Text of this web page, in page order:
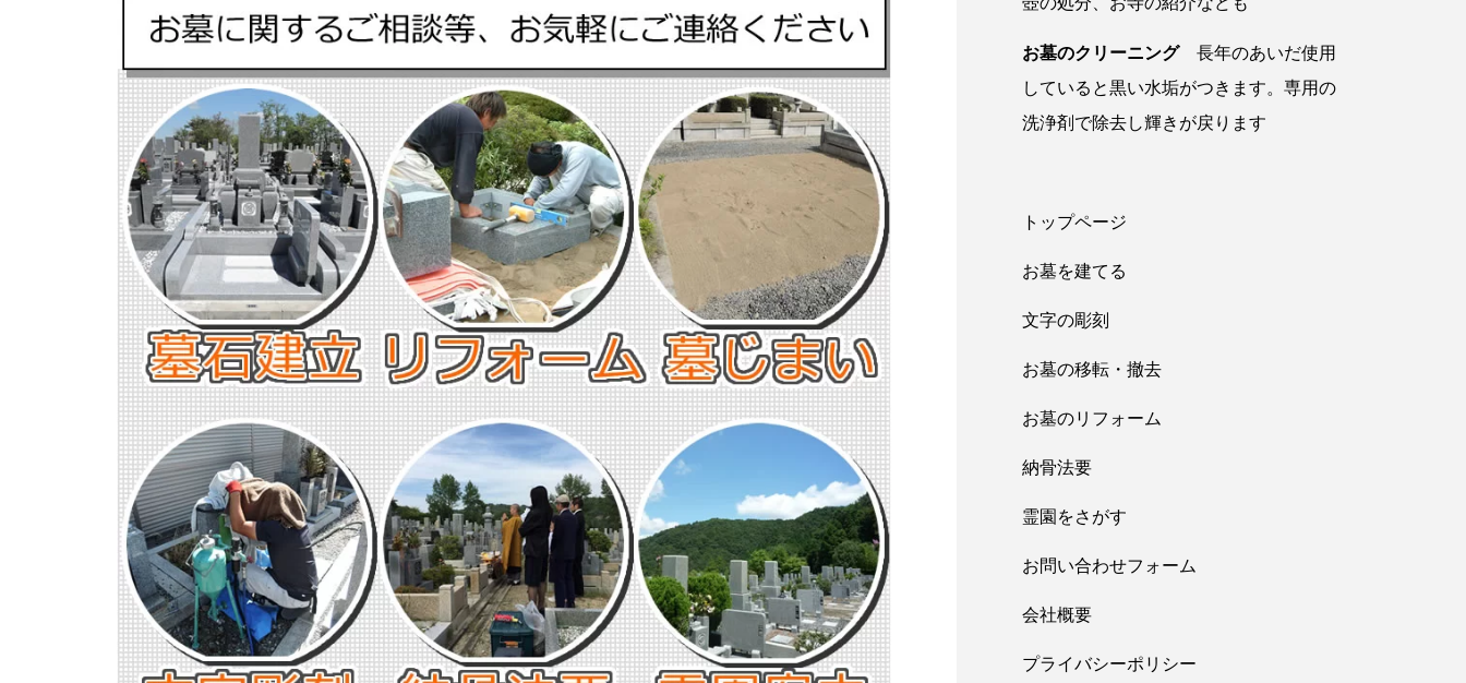
お墓のクリーニング長年のあいだ使用
していると黒い水垢がつきます。専用の
洗浄剤で除去し輝きが戻ります
トップページ
お墓を建てる
文字の彫刻
お墓の移転・撤去
お墓のリフォーム
納骨法要
霊園をさがす
お問い合わせフォーム
会社概要
プライバシーポリシー